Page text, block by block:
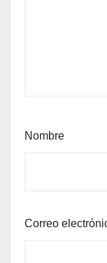
Nombre
Correo